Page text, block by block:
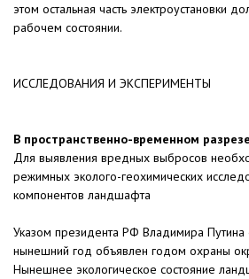
этом остальная часть электроустановки
рабочем состоянии.
ИССЛЕДОВАНИЯ И ЭКСПЕРИМЕНТЫ
В пространственно-временном разрезе
Для выявления вредных выбросов
режимных эколого-геохимических
компонентов ландшафта
Указом президента РФ Владимира Путина
нынешний год объявлен годом охраны
Нынешнее экологическое состояние